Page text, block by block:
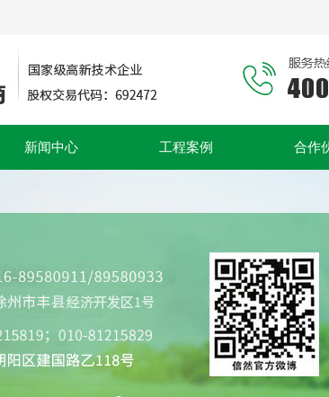
新闻中心 工程案例 合作